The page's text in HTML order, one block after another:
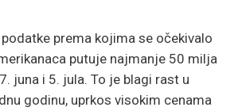
prema kojima se očekivalo
putuje najmanje 50 milja
juna i 5. jula. To je blagi rast u
godinu, uprkos visokim cenama